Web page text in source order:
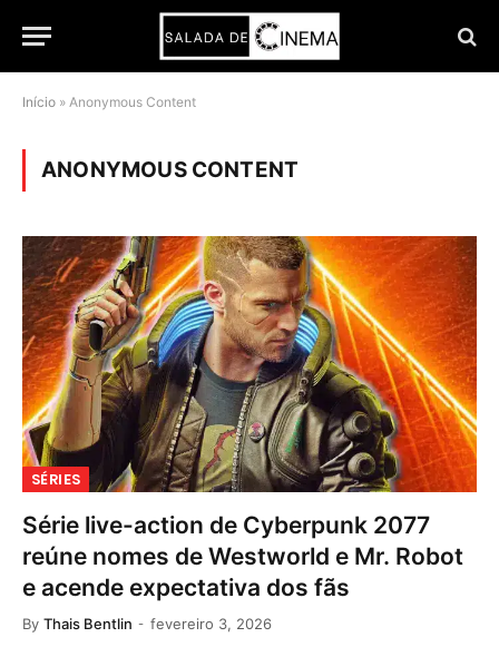
Início » Anonymous Content
ANONYMOUS CONTENT
SÉRIES
Série live-action de Cyberpunk 2077
reúne nomes de Westworld e Mr. Robot
e acende expectativa dos fãs
By Thais Bentlin fevereiro 3, 2026